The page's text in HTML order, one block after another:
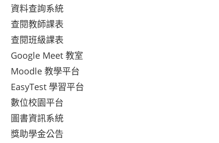
資料查詢系統
查閱教師課表
查閱班級課表
Google Meet 教室
Moodle 教學平台
EasyTest 學習平台
數位校園平台
圖書資訊系統
獎助學金公告